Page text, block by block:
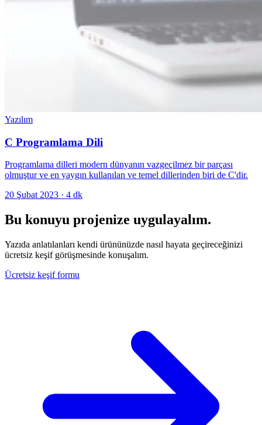
Yazılım
C Programlama Dili
Programlama dilleri modern dünyanın vazgeçilmez bir parçası
olmuştur ve en yaygın kullanılan ve temel dillerinden biri de C'dir.
20 Şubat 2023 · 4 dk
Bu konuyu projenize uygulayalım.
Yazıda anlatılanları kendi ürününüzde nasıl hayata geçireceğinizi
ücretsiz keşif görüşmesinde konuşalım.
Ücretsiz keşif formu